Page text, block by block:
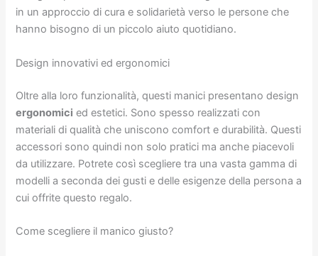
in un approccio di cura e solidarietà verso le persone che
hanno bisogno di un piccolo aiuto quotidiano.
Design innovativi ed ergonomici
Oltre alla loro funzionalità, questi manici presentano design
ergonomici ed estetici. Sono spesso realizzati con
materiali di qualità che uniscono comfort e durabilità. Questi
accessori sono quindi non solo pratici ma anche piacevoli
da utilizzare. Potrete così scegliere tra una vasta gamma di
modelli a seconda dei gusti e delle esigenze della persona a
cui offrite questo regalo.
Come scegliere il manico giusto?